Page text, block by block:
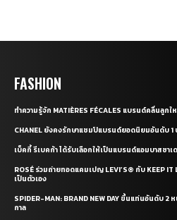
FASHION
ทำความรู้จัก MATIÈRES FÉCALES แบรนด์คลื่นลูกใ
CHANEL ยังคงรักษาแชมป์แบรนด์ยอดนิยมอันดับ 1
เบ็คกี้ รีเบคก้า ได้รับเลือกให้เป็นแบรนด์แอมบาสซาเ
ROSÉ ร่วมถ่ายทอดแคมเปญ LEVI’S® กับ KEEP
เป็นตัวเอง
SPIDER-MAN: BRAND NEW DAY ขึ้นแท่นอันดับ
กาล